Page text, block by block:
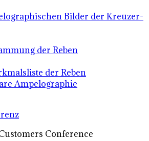
Bilder der Kreuzer-
der Reben
der Reben
Ampelographie
Conference